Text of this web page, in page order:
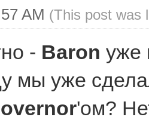
AM (This post was
- Baron уже
мы уже
'ом?